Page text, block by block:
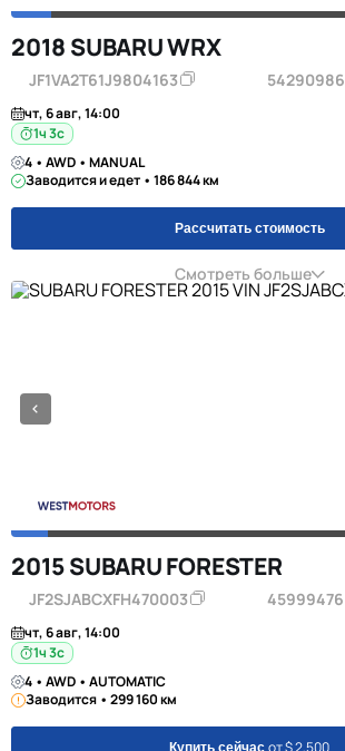
2018 SUBARU WRX
JF1VA2T61J9804163 54290986
чт, 6 авг, 14:00
1ч 2с
4 • AWD • MANUAL
Заводится и едет • 186 844 км
Рассчитать стоимость
Смотреть больше
2015 SUBARU FORESTER
JF2SJABCXFH470003 45999476
чт, 6 авг, 14:00
1ч 2с
4 • AWD • AUTOMATIC
Заводится • 299 160 км
Купить сейчас от $ 2,500